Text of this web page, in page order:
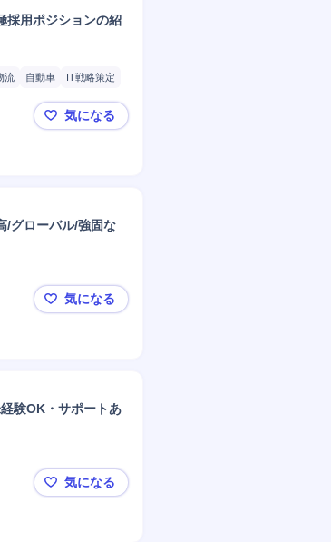
用ポジションの紹
流 自動車
IT戦略策定
★デロイトAward受賞★元デロイトマ
気になる
/グローバル/強固な
【特別スカウト】🔴EYパルテノン（
気になる
験OK・サポートあ
携帯ショップで接客（お客様の困っ
気になる